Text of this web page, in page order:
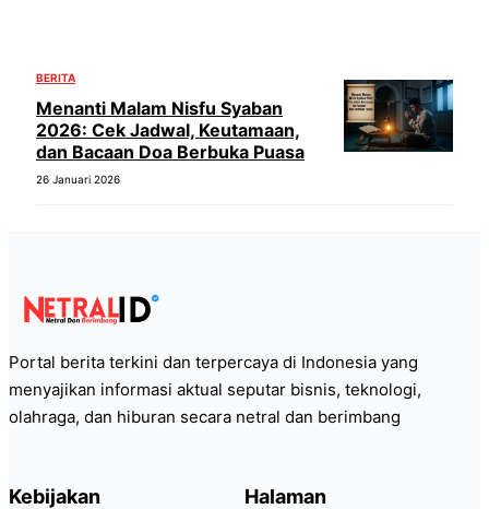
BERITA
Menanti Malam Nisfu Syaban
2026: Cek Jadwal, Keutamaan,
dan Bacaan Doa Berbuka Puasa
26 Januari 2026
Portal berita terkini dan terpercaya di Indonesia yang
menyajikan informasi aktual seputar bisnis, teknologi,
olahraga, dan hiburan secara netral dan berimbang
Kebijakan Halaman